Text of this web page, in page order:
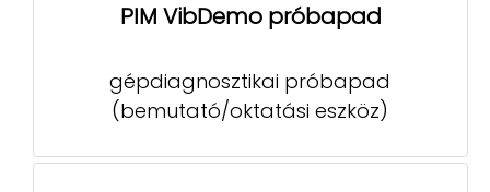
PIM VibDemo próbapad
gépdiagnosztikai próbapad
(bemutató/oktatási eszköz)